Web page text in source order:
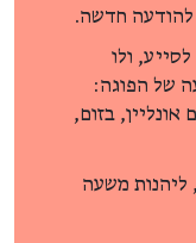
להודעה חדשה.
ולו
של הפוגה:
בזום,
ליהנות משעה